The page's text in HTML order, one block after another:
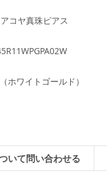
コヤ真珠ピアス
ホワイトゴールド）
いて問い合わせる